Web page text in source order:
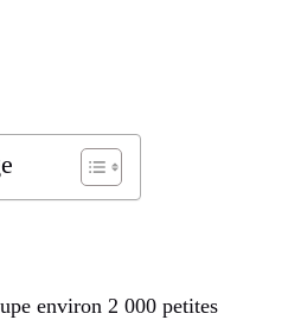
environ 2 000 petites